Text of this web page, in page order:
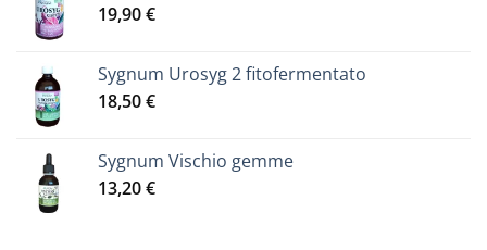
19,90€
Sygnum Urosyg 2 fitofermentato
18,50€
Sygnum Vischio gemme
13,20€